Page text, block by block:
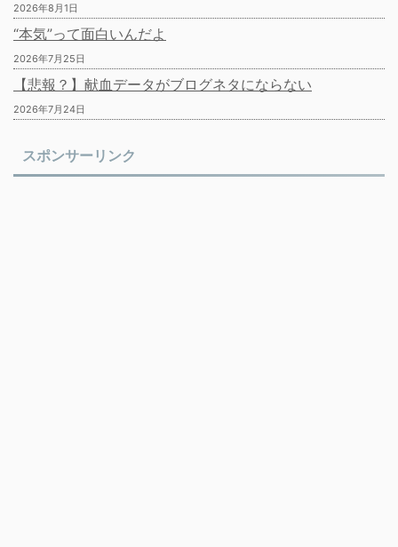
2026年8月1日
“本気”って面白いんだよ
2026年7月25日
【悲報？】献血データがブログネタにならない
2026年7月24日
スポンサーリンク